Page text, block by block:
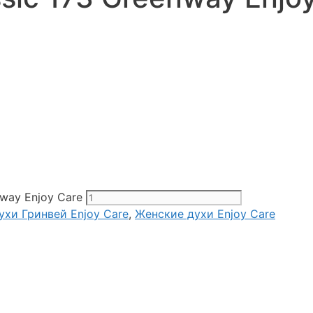
Enjoy Care
Гринвей Enjoy Care, Женские духи Enjoy Care